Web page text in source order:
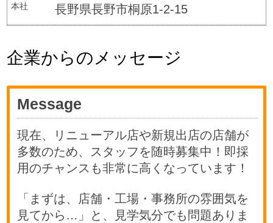
本社 長野県長野市桐原1-2-15
企業からのメッセージ
Message
現在、リニューアル店や新規出店の店舗が
多数のため、スタッフを随時募集中！即採
用のチャンスも非常に高くなっています！
「まずは、店舗・工場・事務所の雰囲気を
見てから…」と、見学気分でも問題ありま